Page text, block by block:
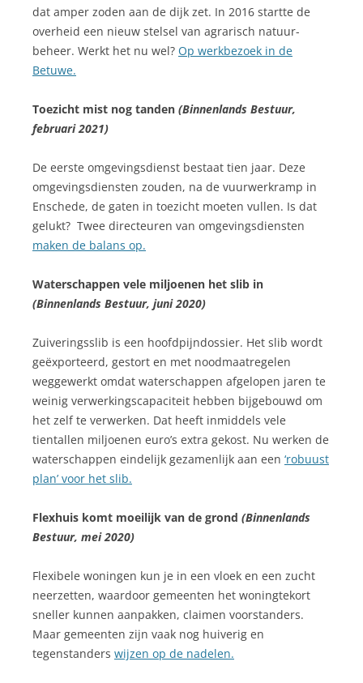
dat amper zoden aan de dijk zet. In 2016 startte de
overheid een nieuw stelsel van agrarisch natuur-
beheer. Werkt het nu wel? Op werkbezoek in de
Betuwe.
Toezicht mist nog tanden (Binnenlands Bestuur,
februari 2021)
De eerste omgevingsdienst bestaat tien jaar. Deze
omgevingsdiensten zouden, na de vuurwerkramp in
Enschede, de gaten in toezicht moeten vullen. Is dat
gelukt? Twee directeuren van omgevingsdiensten
maken de balans op.
Waterschappen vele miljoenen het slib in
(Binnenlands Bestuur, juni 2020)
Zuiveringsslib is een hoofdpijndossier. Het slib wordt
geëxporteerd, gestort en met noodmaatregelen
weggewerkt omdat waterschappen afgelopen jaren te
weinig verwerkingscapaciteit hebben bijgebouwd om
het zelf te verwerken. Dat heeft inmiddels vele
tientallen miljoenen euro’s extra gekost. Nu werken de
waterschappen eindelijk gezamenlijk aan een ‘robuust
plan’ voor het slib.
Flexhuis komt moeilijk van de grond (Binnenlands
Bestuur, mei 2020)
Flexibele woningen kun je in een vloek en een zucht
neerzetten, waardoor gemeenten het woningtekort
sneller kunnen aanpakken, claimen voorstanders.
Maar gemeenten zijn vaak nog huiverig en
tegenstanders wijzen op de nadelen.